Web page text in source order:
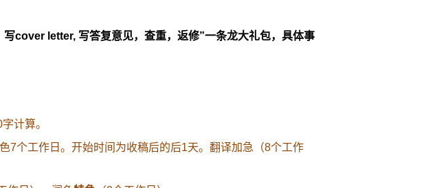
cover letter, 写答复意见，查重，返修”一条龙大礼包，具体事
计算。
7个工作日。开始时间为收稿后的后1天。翻译加急（8个工作